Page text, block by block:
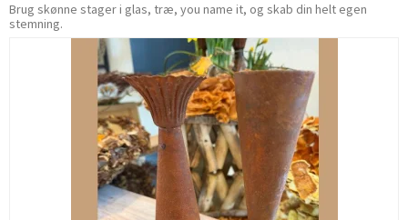
Brug skønne stager i glas, træ, you name it, og skab din helt egen
stemning.